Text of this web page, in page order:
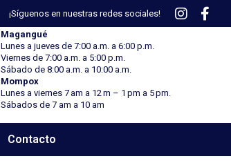
¡Síguenos en nuestras redes sociales!
Magangué
Lunes a jueves de 7:00 a.m. a 6:00 p.m.
Viernes de 7:00 a.m. a 5:00 p.m.
Sábado de 8:00 a.m. a 10:00 a.m.
Mompox
Lunes a viernes 7 am a 12 m – 1 pm a 5 pm.
Sábados de 7 am a 10 am
Contacto